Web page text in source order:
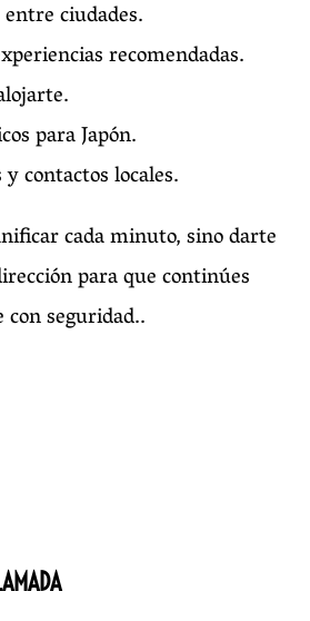
ciudades.
recomendadas.
para Japón.
contactos locales.
cada minuto, sino darte
para que continúes
seguridad..